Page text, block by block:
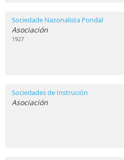
Sociedade Nazonalista Pondal
Asociación
1927
Sociedades de Instrución
Asociación